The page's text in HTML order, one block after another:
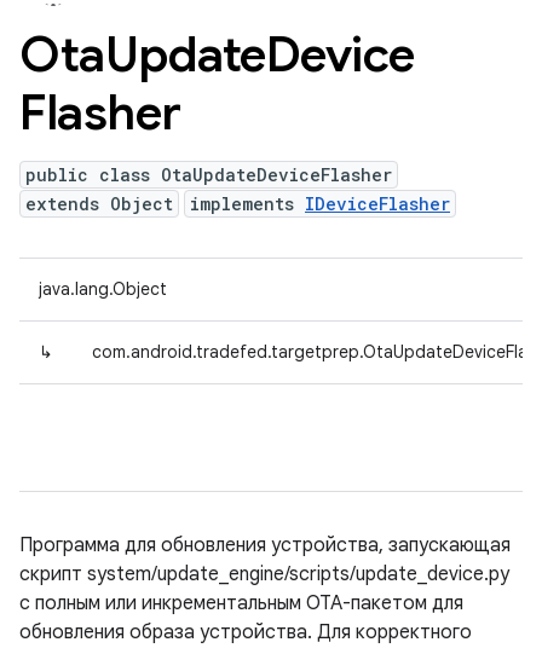
OtaUpdateDevice
Flasher
public class OtaUpdateDeviceFlasher
extends Object
implements IDeviceFlasher
java.lang.Object
↳
Программа для обновления устройства, запускающая
скрипт system/update_engine/scripts/update_device.py
с полным или инкрементальным OTA-пакетом для
обновления образа устройства. Для корректного